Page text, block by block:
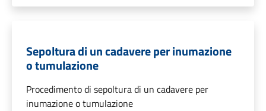
Sepoltura di un cadavere per inumazione
o tumulazione
Procedimento di sepoltura di un cadavere per
inumazione o tumulazione